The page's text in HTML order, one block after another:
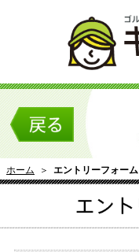
ホーム ＞ エントリーフォーム